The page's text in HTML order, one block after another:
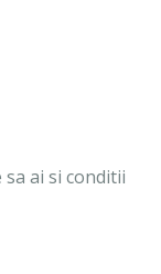
ai si conditii